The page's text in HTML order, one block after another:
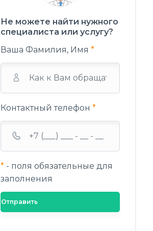
Не можете найти нужного
специалиста или услугу?
Ваша Фамилия, Имя *
Контактный телефон *
*- поля обязательные для
заполнения